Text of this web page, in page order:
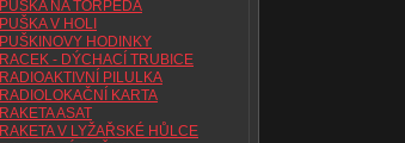
PUŠKA NA TORPÉDA
PUŠKA V HOLI
PUŠKINOVY HODINKY
RACEK - DÝCHACÍ TRUBICE
RADIOAKTIVNÍ PILULKA
RADIOLOKAČNÍ KARTA
RAKETA ASAT
RAKETA V LYŽAŘSKÉ HŮLCE